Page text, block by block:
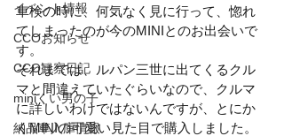
イベント情報
CCOお知らせ
CCO観察日記
miniくい男の子
納品車入庫情報
車検の時に、何気なく見に行って、惚れ
てしまったのが今のMINIとのお出会いで
す。
それまでは、ルパン三世に出てくるクル
マと間違えていたぐらいなので、クルマ
に詳しいわけではないんですが、とにか
くMINIの可愛い見た目で購入しました。